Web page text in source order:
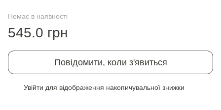
Немає в наявності
545.0 грн
Повідомити, коли з'явиться
Увійти для відображення накопичувальної знижки